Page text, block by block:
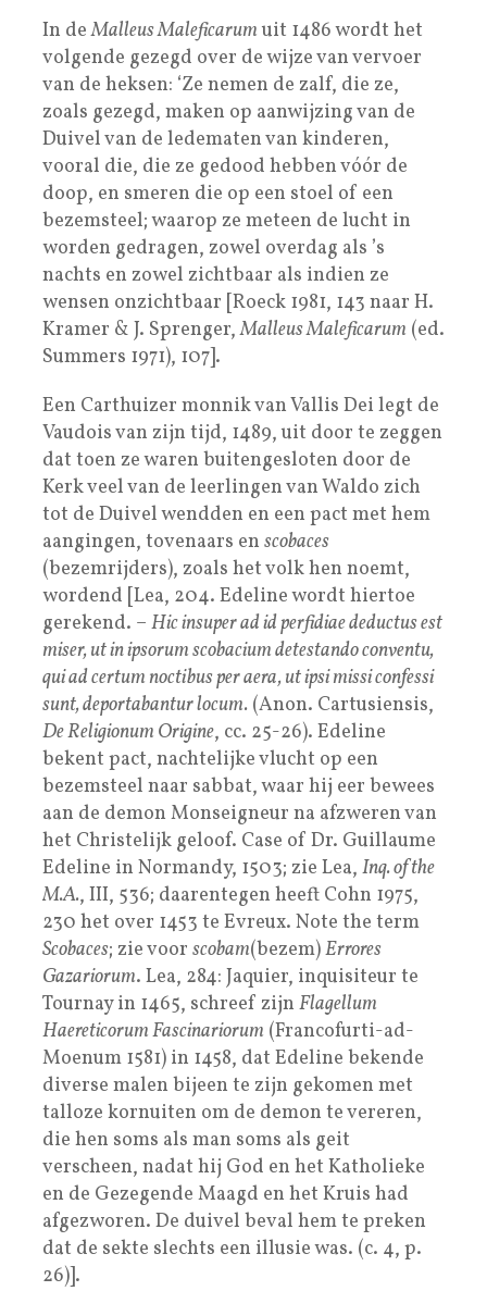
In deMalleus Maleficarum uit 1486 wordt het
volgende gezegd over de wijze van vervoer
van de heksen: ‘Ze nemen de zalf, die ze,
zoals gezegd, maken op aanwijzing van de
Duivel van de ledematen van kinderen,
vooral die, die ze gedood hebben vóór de
doop, en smeren die op een stoel of een
bezemsteel; waarop ze meteen de lucht in
worden gedragen, zowel overdag als ’s
nachts en zowel zichtbaar als indien ze
wensen onzichtbaar [Roeck 1981, 143 naar H.
Kramer & J. Sprenger,Malleus Maleficarum (ed.
Summers 1971), 107].
Een Carthuizer monnik van Vallis Dei legt de
Vaudois van zijn tijd, 1489, uit door te zeggen
dat toen ze waren buitengesloten door de
Kerk veel van de leerlingen van Waldo zich
tot de Duivel wendden en een pact met hem
aangingen, tovenaars en scobaces
(bezemrijders), zoals het volk hen noemt,
wordend [Lea, 204. Edeline wordt hiertoe
gerekend. – Hic insuper ad id perfidiae deductus est
miser, ut in ipsorum scobacium detestando conventu,
qui ad certum noctibus per aera, ut ipsi missi confessi
sunt, deportabantur locum. (Anon. Cartusiensis,
De Religionum Origine, cc. 25-26). Edeline
bekent pact, nachtelijke vlucht op een
bezemsteel naar sabbat, waar hij eer bewees
aan de demon Monseigneur na afzweren van
het Christelijk geloof. Case of Dr. Guillaume
Edeline in Normandy, 1503; zie Lea, Inq. of the
M.A., III, 536; daarentegen heeft Cohn 1975,
230 het over 1453 te Evreux. Note the term
Scobaces; zie voor scobam(bezem)Errores
Gazariorum. Lea, 284: Jaquier, inquisiteur te
Tournay in 1465, schreef zijn Flagellum
Haereticorum Fascinariorum (Francofurti-ad-
Moenum 1581) in 1458, dat Edeline bekende
diverse malen bijeen te zijn gekomen met
talloze kornuiten om de demon te vereren,
die hen soms als man soms als geit
verscheen, nadat hij God en het Katholieke
en de Gezegende Maagd en het Kruis had
afgezworen. De duivel beval hem te preken
dat de sekte slechts een illusie was. (c. 4, p.
26)].